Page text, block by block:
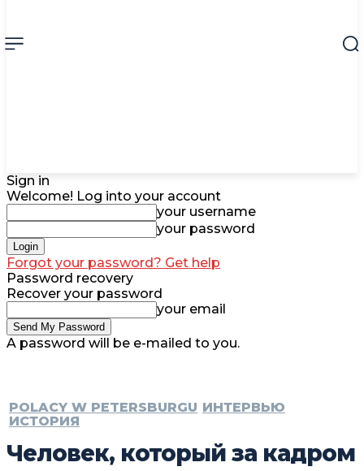
Sign in
Welcome! Log into your account
your username
your password
Forgot your password? Get help
Password recovery
Recover your password
your email
A password will be e-mailed to you.
POLACY W PETERSBURGU ИНТЕРВЬЮ
ИСТОРИЯ
Человек, который за кадром